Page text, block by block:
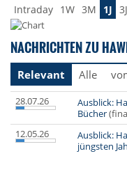
Intraday 1W 3M 1J 3J
NACHRICHTEN ZU
Relevant Alle
28.07.26
Ausblick:
Bücher
12.05.26
Ausblick:
jüngsten